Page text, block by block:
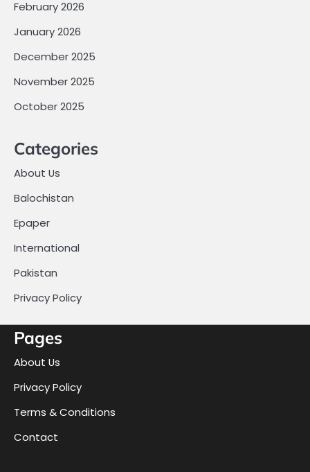
February 2026
January 2026
December 2025
November 2025
October 2025
Categories
About Us
Balochistan
Epaper
International
Pakistan
Privacy Policy
Pages
About Us
Privacy Policy
Terms & Conditions
Contact